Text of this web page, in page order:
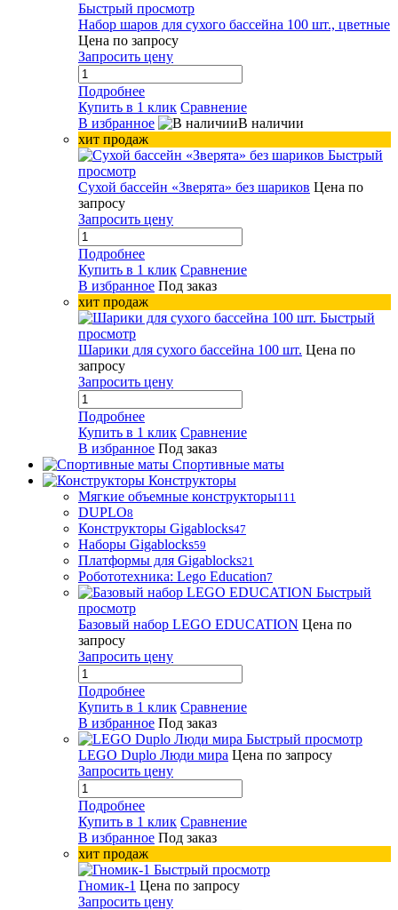
Быстрый просмотр
Набор шаров для сухого бассейна 100 шт., цветные
Цена по запросу
Запросить цену
Подробнее
Купить в 1 клик Сравнение
В избранное
В наличии
хит продаж
Быстрый
просмотр
Сухой бассейн «Зверята» без шариков Цена по
запросу
Запросить цену
Подробнее
Купить в 1 клик Сравнение
В избранное Под заказ
хит продаж
Быстрый
просмотр
Шарики для сухого бассейна 100 шт. Цена по
запросу
Запросить цену
Подробнее
Купить в 1 клик Сравнение
В избранное Под заказ
Спортивные маты
Конструкторы
Мягкие объемные конструкторы111
DUPLO8
Конструкторы Gigablocks47
Наборы Gigablocks59
Платформы для Gigablocks21
Робототехника: Lego Education7
Быстрый
просмотр
Базовый набор LEGO EDUCATION Цена по
запросу
Запросить цену
Подробнее
Купить в 1 клик Сравнение
В избранное Под заказ
Быстрый просмотр
LEGO Duplo Люди мира Цена по запросу
Запросить цену
Подробнее
Купить в 1 клик Сравнение
В избранное Под заказ
хит продаж
Быстрый просмотр
Гномик-1 Цена по запросу
Запросить цену